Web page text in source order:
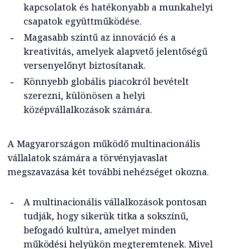
kapcsolatok és hatékonyabb a munkahelyi
csapatok együttműködése.
Magasabb szintű az innováció és a
kreativitás, amelyek alapvető jelentőségű
versenyelőnyt biztosítanak.
Könnyebb globális piacokról bevételt
szerezni, különösen a helyi
középvállalkozások számára.
A Magyarországon működő multinacionális
vállalatok számára a törvényjavaslat
megszavazása két további nehézséget okozna.
A multinacionális vállalkozások pontosan
tudják, hogy sikerük titka a sokszínű,
befogadó kultúra, amelyet minden
működési helyükön megteremtenek. Mivel